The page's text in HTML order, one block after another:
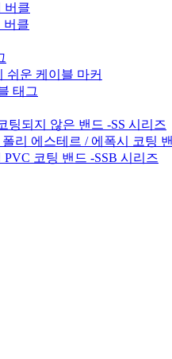
버클
버클
쉬운 케이블 마커
태그
팅되지 않은 밴드 -SS 시리즈
리 에스테르 / 에폭시 코팅
코팅 밴드 -SSB 시리즈